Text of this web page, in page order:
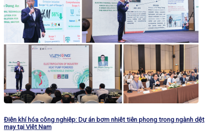
Điện khí hóa công nghiệp: Dự án bơm nhiệt tiên phong trong ngành dệt
may tại Việt Nam